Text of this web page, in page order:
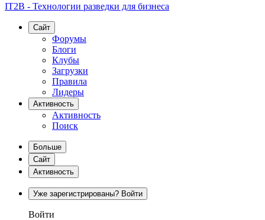
IT2B - Технологии разведки для бизнеса
Сайт
Форумы
Блоги
Клубы
Загрузки
Правила
Лидеры
Активность
Активность
Поиск
Больше
Сайт
Активность
Уже зарегистрированы? Войти
Войти